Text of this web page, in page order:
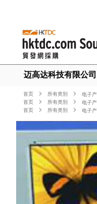
迈高达科技有限公司
首页 所有类別 电子
首页
所有类別 电子
首页
所有类別 电子